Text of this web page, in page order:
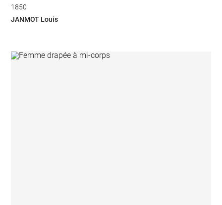
1850
JANMOT Louis